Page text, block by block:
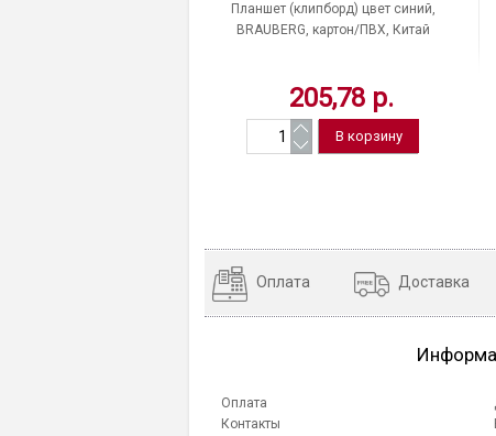
Планшет (клипборд) цвет синий,
BRAUBERG, картон/ПВХ, Китай
205,78 р.
Оплата Доставка
Оплата
Контакты